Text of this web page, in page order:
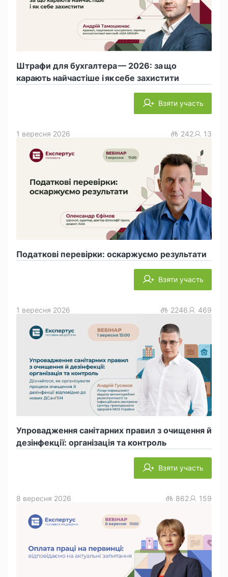
Штрафи для бухгалтера — 2026: за що
карають найчастіше і як себе захистити
Взяти участь
Податкові перевірки: оскаржуємо результати
1 вересня 2026 242 13
Взяти участь
Упровадження санітарних правил з очищення й
дезінфекції: організація та контроль
1 вересня 2026 2246 469
Взяти участь
8 вересня 2026 862 159